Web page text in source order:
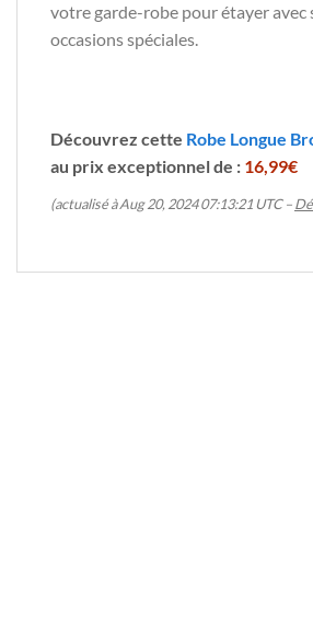
votre garde-robe pour étayer avec
occasions spéciales.
Découvrez cette Robe Longue
au prix exceptionnel de : 16,99€
(actualisé à Aug 20, 2024 07:13:21 UTC –